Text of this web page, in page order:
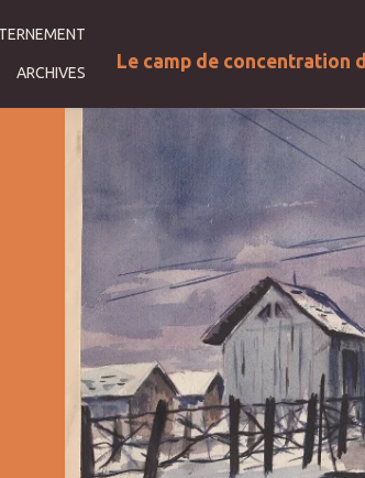
ARCHIVES
Le camp de concentration